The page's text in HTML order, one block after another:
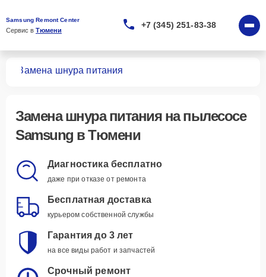
Samsung Remont Center
Сервис в Тюмени
+7 (345) 251-83-38
Замена шнура питания
Замена шнура питанияна пылесосе
Samsung в Тюмени
Диагностика бесплатно
даже при отказе от ремонта
Бесплатная доставка
курьером собственной службы
Гарантия до 3 лет
на все виды работ и запчастей
Срочный ремонт